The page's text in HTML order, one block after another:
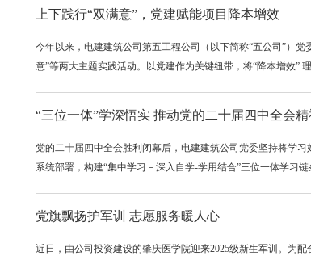
上下践行“双满意”，党建赋能项目降本增效
今年以来，电建建筑公司第五工程公司（以下简称“五公司”）
意”等两大主题实践活动。以党建作为关键纽带，将“降本增效”
“三位一体”学深悟实 推动党的二十届四中全会
党的二十届四中全会胜利闭幕后，电建建筑公司党委坚持将学
系统部署，构建“集中学习－深入自学-学用结合”三位一体学习
党旗飘扬护军训 志愿服务暖人心
近日，由公司投资建设的肇庆医学院迎来2025级新生军训。为